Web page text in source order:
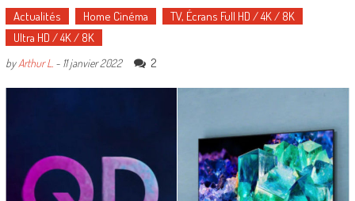
Actualités Home Cinéma
TV, Écrans Full HD / 4K / 8K
Ultra HD / 4K / 8K
byArthur L. - 11 janvier 2022 2